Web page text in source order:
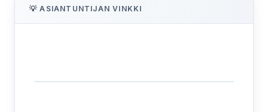
💡 ASIANTUNTIJAN VINKKI